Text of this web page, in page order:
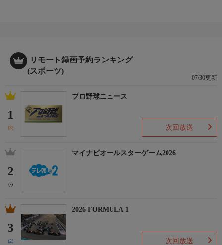
リモート録画予約ランキング
(スポーツ)
07/30更新
1
(3)
プロ野球ニュース
次回放送
2
(-)
マイナビオールスターゲーム2026
3
(2)
2026 FORMULA 1
次回放送